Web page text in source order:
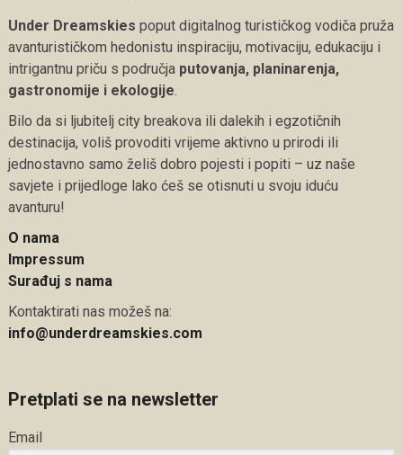
Under Dreamskies poput digitalnog turističkog vodiča pruža
avanturističkom hedonistu inspiraciju, motivaciju, edukaciju i
intrigantnu priču s područja putovanja, planinarenja,
gastronomije i ekologije.
Bilo da si ljubitelj city breakova ili dalekih i egzotičnih
destinacija, voliš provoditi vrijeme aktivno u prirodi ili
jednostavno samo želiš dobro pojesti i popiti – uz naše
savjete i prijedloge lako ćeš se otisnuti u svoju iduću
avanturu!
O nama
Impressum
Surađuj s nama
Kontaktirati nas možeš na:
info@underdreamskies.com
Pretplati se na newsletter
Email